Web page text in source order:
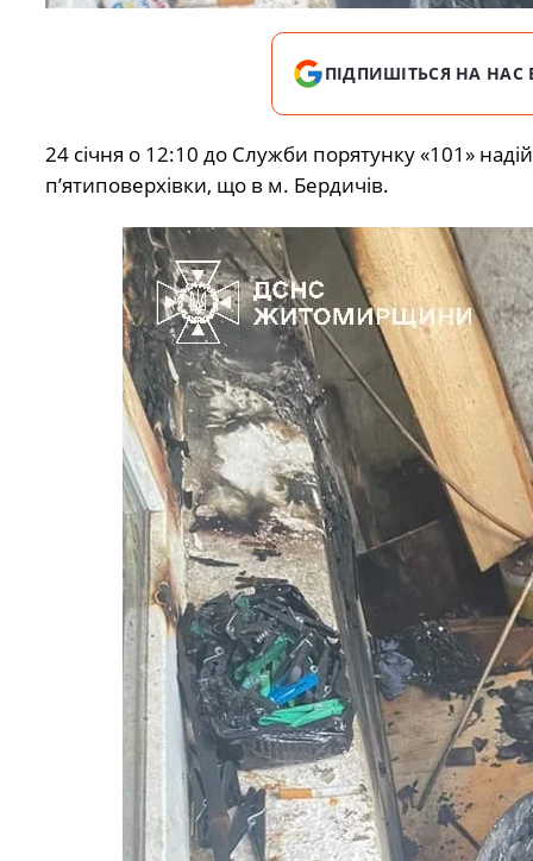
ПІДПИШІТЬСЯ НА НАС В
24 січня о 12:10 до Служби порятунку «101»
пʼятиповерхівки, що в м. Бердичів.